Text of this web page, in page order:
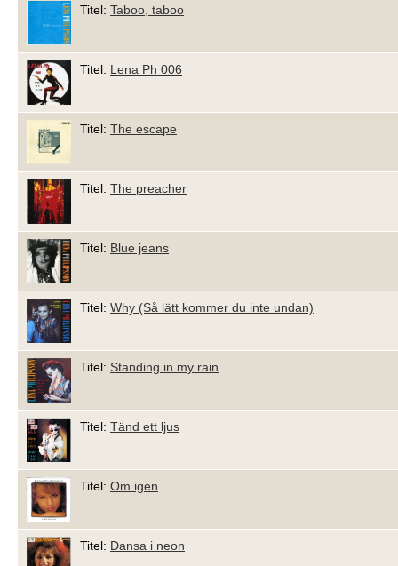
Titel: Taboo, taboo
Titel: Lena Ph 006
Titel: The escape
Titel: The preacher
Titel: Blue jeans
Titel: Why (Så lätt kommer du inte undan)
Titel: Standing in my rain
Titel: Tänd ett ljus
Titel: Om igen
Titel: Dansa i neon